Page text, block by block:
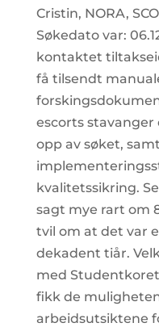
Cristin, NORA,
Søkedato var:
kontaktet
få tilsendt
escorts
opp av søket,
kvalitetssikring.
sagt mye rart om
tvil om at det var
dekadent tiår.
med Studentkoret
fikk de
arbeidsutsiktene